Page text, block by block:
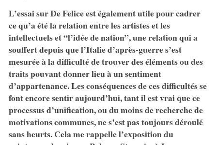
L’essai sur De Felice est également utile pour cadrer
ce qu’a été la relation entre les artistes et les
intellectuels et “l’idée de nation”, une relation qui a
souffert depuis que l’Italie d’après-guerre s’est
mesurée à la difficulté de trouver des éléments ou des
traits pouvant donner lieu à un sentiment
d’appartenance. Les conséquences de ces difficultés se
font encore sentir aujourd’hui, tant il est vrai que ce
processus d’unification, ou du moins de recherche de
motivations communes, ne s’est pas toujours déroulé
sans heurts. Cela me rappelle l’exposition du